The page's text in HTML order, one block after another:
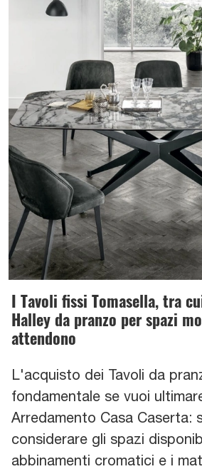
I Tavoli fissi Tomasella, tra
Halley da pranzo per spazi
attendono
L'acquisto dei Tavoli da
fondamentale se vuoi
Arredamento Casa Caserta:
considerare gli spazi
abbinamenti cromatici e i